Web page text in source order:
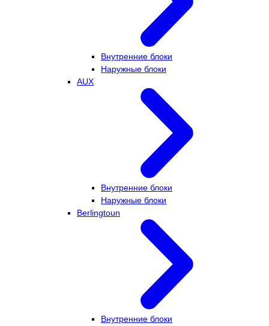
Внутренние блоки
Наружные блоки
AUX
Внутренние блоки
Наружные блоки
Berlingtoun
Внутренние блоки